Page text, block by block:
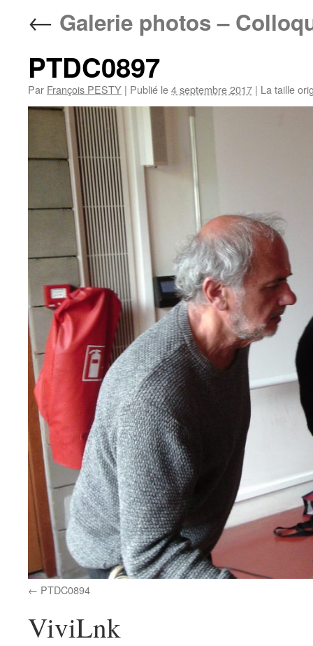
← Galerie photos –
PTDC0897
Par François PESTY | Publié le4 septembre 2017 | La taille
PTDC0894
ViviLnk